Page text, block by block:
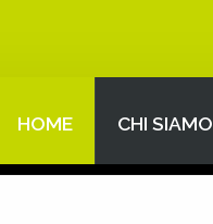
Search
HOME CHI SIAMO